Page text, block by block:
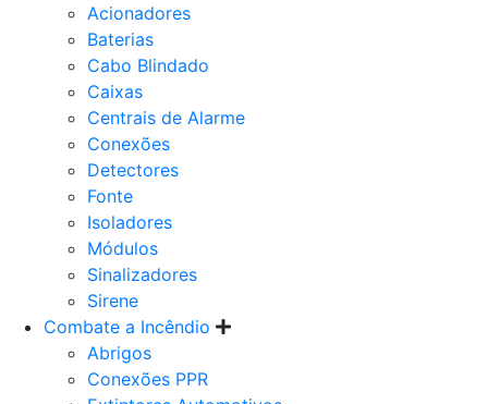
Acionadores
Baterias
Cabo Blindado
Caixas
Centrais de Alarme
Conexões
Detectores
Fonte
Isoladores
Módulos
Sinalizadores
Sirene
Combate a Incêndio
Abrigos
Conexões PPR